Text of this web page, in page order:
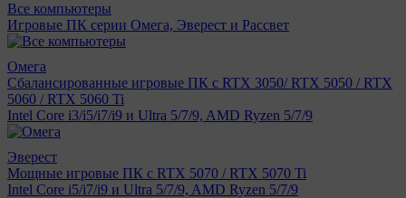
Все компьютеры
Игровые ПК серии Омега, Эверест и Рассвет
Омега
Сбалансированные игровые ПК с RTX 3050/ RTX 5050 / RTX
5060 / RTX 5060 Ti
Intel Core i3/i5/i7/i9 и Ultra 5/7/9, AMD Ryzen 5/7/9
Эверест
Мощные игровые ПК с RTX 5070 / RTX 5070 Ti
Intel Core i5/i7/i9 и Ultra 5/7/9, AMD Ryzen 5/7/9